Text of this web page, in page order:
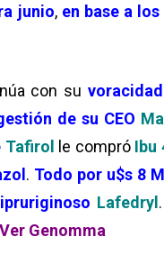
junio, en base a
con su
de su CEO
Tafirol le compró Ibu
. Todo por u$s 8 M
Lafedryl
Ver Genomma